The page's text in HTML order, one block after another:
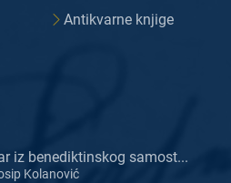
Antikvarne knjige
iz benediktinskog samost...
Kolanović